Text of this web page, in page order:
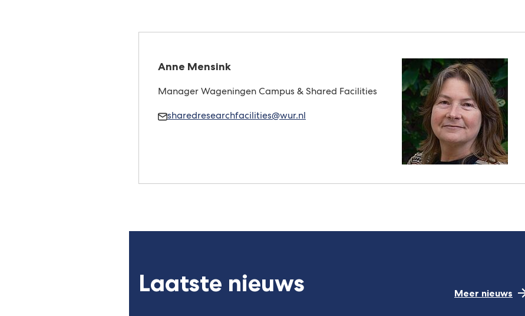
Anne Mensink
Manager Wageningen Campus & Shared Facilities
Mailsharedresearchfacilities@wur.nl(Verwijst
Laatste nieuws Meer nieuws